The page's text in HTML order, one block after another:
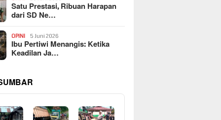
Satu Prestasi, Ribuan Harapan
dari SD Ne…
OPINI 5 Juni 2026
Ibu Pertiwi Menangis: Ketika
Keadilan Ja…